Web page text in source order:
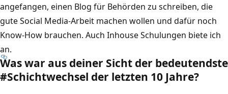
angefangen, einen Blog für Behörden zu schreiben, die
gute Social Media-Arbeit machen wollen und dafür noch
Know-How brauchen. Auch Inhouse Schulungen biete ich
an.
Was war aus deiner Sicht der bedeutendste
#Schichtwechsel der letzten 10 Jahre?